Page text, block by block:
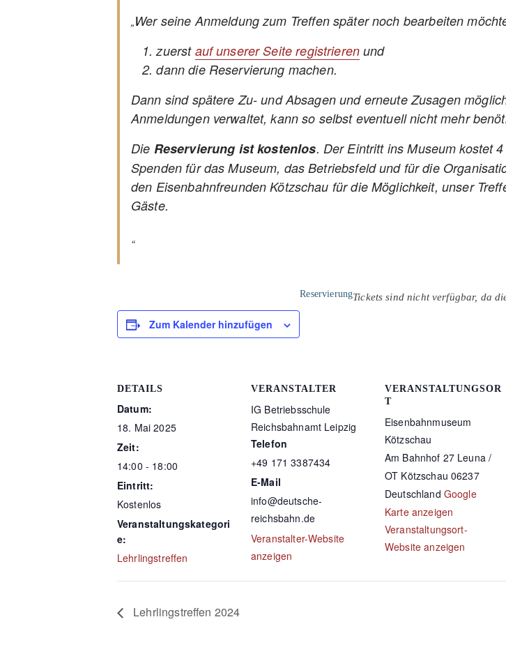
Wer seine Anmeldung zum Treffen später noch bearbeiten
zuerst auf unserer Seite registrieren und
dann die Reservierung machen.
Dann sind spätere Zu- und Absagen und erneute Zusagen
Anmeldungen verwaltet, kann so selbst eventuell nicht mehr
Die Reservierung ist kostenlos. Der Eintritt ins Museum kostet
Spenden für das Museum, das Betriebsfeld und für die
den Eisenbahnfreunden Kötzschau für die Möglichkeit, unser
Gäste.
Zum Kalender hinzufügen
ReservierungTickets sind nicht verfügbar, da
DETAILS
Datum:
18. Mai 2025
Zeit:
14:00 - 18:00
Eintritt:
Kostenlos
Veranstaltungskategori
e:
Lehrlingstreffen
VERANSTALTER
IG Betriebsschule
Reichsbahnamt Leipzig
Telefon
+49 171 3387434
E-Mail
info@deutsche-
reichsbahn.de
Veranstalter-Website
anzeigen
VERANSTALTUNGSOR
T
Eisenbahnmuseum
Kötzschau
Am Bahnhof 27 Leuna /
OT Kötzschau 06237
Deutschland Google
Karte anzeigen
Veranstaltungsort-
Website anzeigen
Lehrlingstreffen 2024